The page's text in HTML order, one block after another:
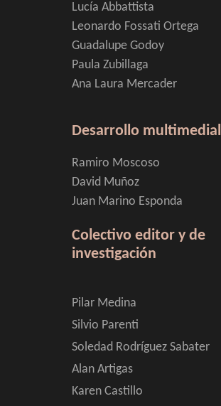
Lucía Abbattista
Leonardo Fossati Ortega
Guadalupe Godoy
Paula Zubillaga
Ana Laura Mercader
Desarrollo multimedial
Ramiro Moscoso
David Muñoz
Juan Marino Esponda
Colectivo editor y de
investigación
Pilar Medina
Silvio Parenti
Soledad Rodríguez Sabater
Alan Artigas
Karen Castillo